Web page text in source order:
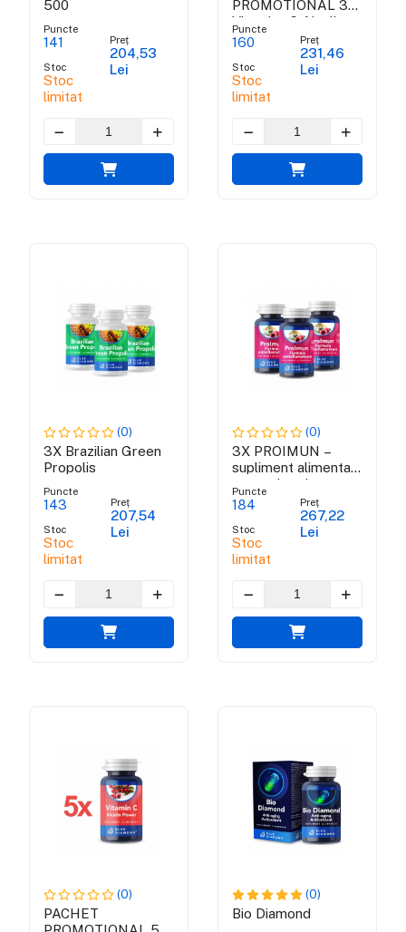
500
Puncte
141
Stoc
Stoc
limitat
Preț
204,53
Lei
PROMOTIONAL 3
Vitamina C Alcalin
Power – Vitamina C
din ascorbat de
calciu, m...
Puncte
160
Stoc
Stoc
limitat
Preț
231,46
Lei
(0)
3X Brazilian Green
Propolis
Puncte
143
Stoc
Stoc
limitat
Preț
207,54
Lei
(0)
3X PROIMUN –
supliment alimentar
pentru intarirea
imunitatii
Puncte
184
Stoc
Stoc
limitat
Preț
267,22
Lei
(0)
PACHET
(0)
Bio Diamond